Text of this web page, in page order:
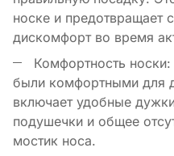
носке и предотвращает
дискомфорт во время
Комфортность
были комфортными для
включает удобные
подушечки и общее
мостик носа.